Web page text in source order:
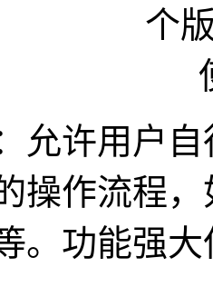
允许用户
操作流程
。功能强